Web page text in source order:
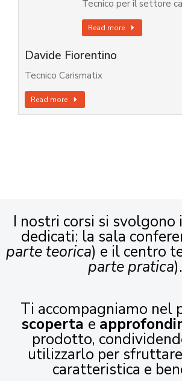
Tecnico per il settore
Read more
Davide Fiorentino
Tecnico Carismatix
Read more
I nostri corsi si svolgono
dedicati: la sala
parte teorica) e il centro
parte pratica).
Ti accompagniamo nel
scoperta e
prodotto,
utilizzarlo per
caratteristica e